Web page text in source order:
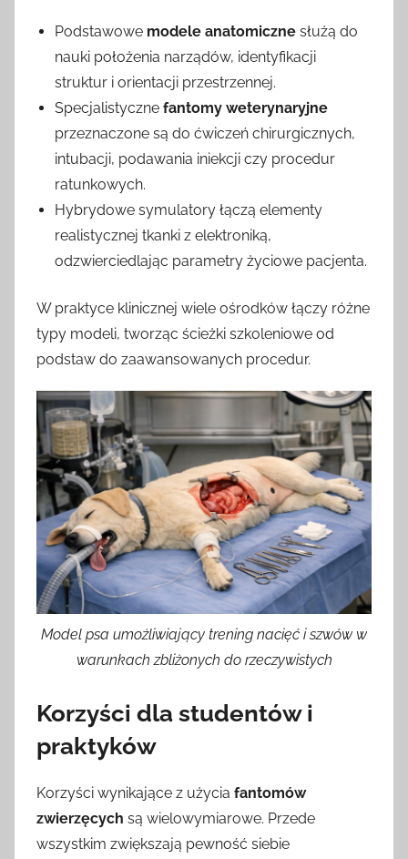
Podstawowe modele anatomiczne służą do
nauki położenia narządów, identyfikacji
struktur i orientacji przestrzennej.
Specjalistyczne fantomy weterynaryjne
przeznaczone są do ćwiczeń chirurgicznych,
intubacji, podawania iniekcji czy procedur
ratunkowych.
Hybrydowe symulatory łączą elementy
realistycznej tkanki z elektroniką,
odzwierciedlając parametry życiowe pacjenta.
W praktyce klinicznej wiele ośrodków łączy różne
typy modeli, tworząc ścieżki szkoleniowe od
podstaw do zaawansowanych procedur.
Model psa umożliwiający trening nacięć i szwów w
warunkach zbliżonych do rzeczywistych
Korzyści dla studentów i
praktyków
Korzyści wynikające z użycia fantomów
zwierzęcych są wielowymiarowe. Przede
wszystkim zwiększają pewność siebie